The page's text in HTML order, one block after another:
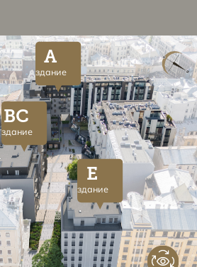
A
здание
BC
здание
E
здание